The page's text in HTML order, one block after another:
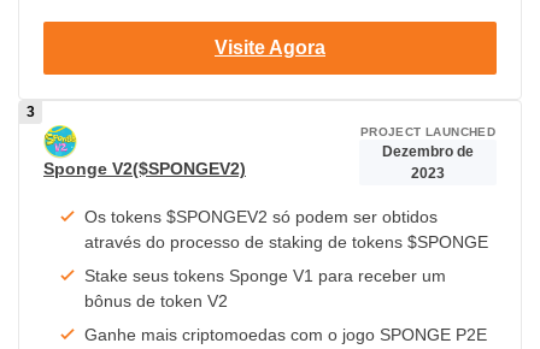
Visite Agora
Sponge V2($SPONGEV2)
Os tokens $SPONGEV2 só podem ser obtidos
através do processo de staking de tokens $SPONGE
Stake seus tokens Sponge V1 para receber um
bônus de token V2
Ganhe mais criptomoedas com o jogo SPONGE P2E
PROJECT LAUNCHED
Dezembro de
2023